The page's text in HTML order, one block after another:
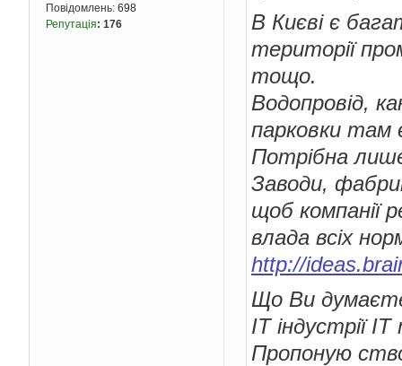
Повідомлень: 698
Репутація: 176
В Києві є
території
тощо.
Водопровід,
парковки там
Потрібна
Заводи,
щоб компанії
влада всіх
http://
Що Ви думаєте
ІТ індустрії
Пропоную